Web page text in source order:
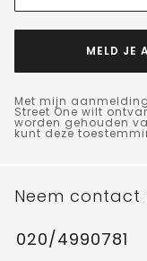
MELD JE
Met mijn
Street One wilt
worden gehouden
kunt deze
Neem contact
020/4990781